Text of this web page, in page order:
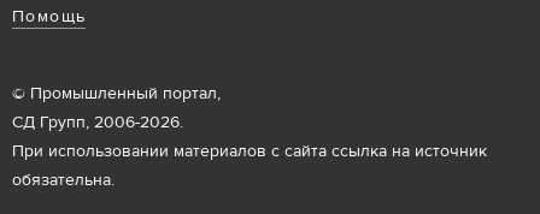
Помощь
© Промышленный портал,
СД Групп, 2006-2026.
При использовании материалов с сайта ссылка на источник
обязательна.